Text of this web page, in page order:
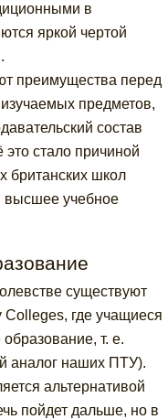
в
яркой чертой
преимущества перед
предметов,
состав
стало причиной
британских школ
высшее учебное
существуют
где учащиеся
т. е.
аналог наших ПТУ).
альтернативой
пойдет дальше, но в